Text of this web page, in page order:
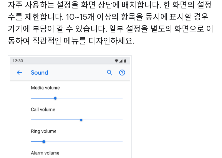
자주 사용하는 설정을 화면 상단에 배치합니다. 한 화면의 설정
수를 제한합니다. 10~15개 이상의 항목을 동시에 표시할 경우
기기에 부담이 갈 수 있습니다. 일부 설정을 별도의 화면으로 이
동하여 직관적인 메뉴를 디자인하세요.